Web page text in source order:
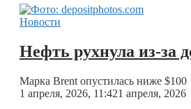
Новости
Нефть рухнула из-за
Марка Brent опустилась ниже $100
1 апреля, 2026, 11:421 апреля, 2026